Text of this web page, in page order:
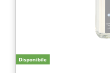
Disponibile